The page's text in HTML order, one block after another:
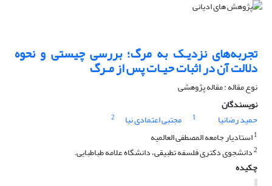
تجربه‌های نزدیـک به مرگ؛ بررسی چیستی و نحوه
دلالت آن در اثبات حیـات پس از مـرگ
نوع مقاله : مقاله پژوهشی
نویسندگان
حمید رضانیا
1 مجتبی اعتمادی نیا
2
1استادیار جامعه المصطفی العالمیه
2دانشجوی دکتری فلسفه تطبیقی، دانشگاه علامه طباطبایی.
چکیده